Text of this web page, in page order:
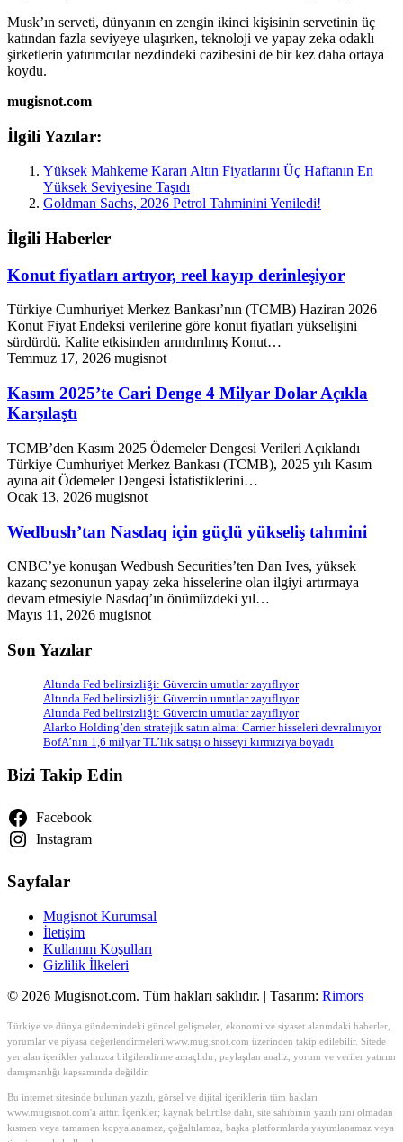
Musk’ın serveti, dünyanın en zengin ikinci kişisinin servetinin üç
katından fazla seviyeye ulaşırken, teknoloji ve yapay zeka odaklı
şirketlerin yatırımcılar nezdindeki cazibesini de bir kez daha ortaya
koydu.
mugisnot.com
İlgili Yazılar:
Yüksek Mahkeme Kararı Altın Fiyatlarını Üç Haftanın En
Yüksek Seviyesine Taşıdı
Goldman Sachs, 2026 Petrol Tahminini Yeniledi!
İlgili Haberler
Konut fiyatları artıyor, reel kayıp derinleşiyor
Türkiye Cumhuriyet Merkez Bankası’nın (TCMB) Haziran 2026
Konut Fiyat Endeksi verilerine göre konut fiyatları yükselişini
sürdürdü. Kalite etkisinden arındırılmış Konut…
Temmuz 17, 2026 mugisnot
Kasım 2025’te Cari Denge 4 Milyar Dolar Açıkla
Karşılaştı
TCMB’den Kasım 2025 Ödemeler Dengesi Verileri Açıklandı
Türkiye Cumhuriyet Merkez Bankası (TCMB), 2025 yılı Kasım
ayına ait Ödemeler Dengesi İstatistiklerini…
Ocak 13, 2026 mugisnot
Wedbush’tan Nasdaq için güçlü yükseliş tahmini
CNBC’ye konuşan Wedbush Securities’ten Dan Ives, yüksek
kazanç sezonunun yapay zeka hisselerine olan ilgiyi artırmaya
devam etmesiyle Nasdaq’ın önümüzdeki yıl…
Mayıs 11, 2026 mugisnot
Son Yazılar
Altında Fed belirsizliği: Güvercin umutlar zayıflıyor
Altında Fed belirsizliği: Güvercin umutlar zayıflıyor
Altında Fed belirsizliği: Güvercin umutlar zayıflıyor
Alarko Holding’den stratejik satın alma: Carrier hisseleri devralınıyor
BofA’nın 1,6 milyar TL’lik satışı o hisseyi kırmızıya boyadı
Bizi Takip Edin
Facebook
Instagram
Sayfalar
Mugisnot Kurumsal
İletişim
Kullanım Koşulları
Gizlilik İlkeleri
© 2026 Mugisnot.com. Tüm hakları saklıdır. | Tasarım: Rimors
Türkiye ve dünya gündemindeki güncel gelişmeler, ekonomi ve siyaset alanındaki haberler,
yorumlar ve piyasa değerlendirmeleri www.mugisnot.com üzerinden takip edilebilir. Sitede
yer alan içerikler yalnızca bilgilendirme amaçlıdır; paylaşılan analiz, yorum ve veriler yatırım
danışmanlığı kapsamında değildir.
Bu internet sitesinde bulunan yazılı, görsel ve dijital içeriklerin tüm hakları
www.mugisnot.com'a aittir. İçerikler; kaynak belirtilse dahi, site sahibinin yazılı izni olmadan
kısmen veya tamamen kopyalanamaz, çoğaltılamaz, başka platformlarda yayımlanamaz veya